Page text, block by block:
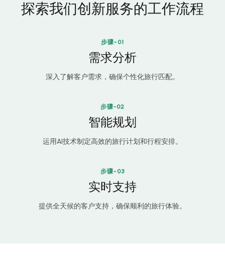
探索我们创新服务的工作流程
步骤-01
需求分析
深入了解客户需求，确保个性化旅行匹配。
步骤-02
智能规划
运用AI技术制定高效的旅行计划和行程安排。
步骤-03
实时支持
提供全天候的客户支持，确保顺利的旅行体验。